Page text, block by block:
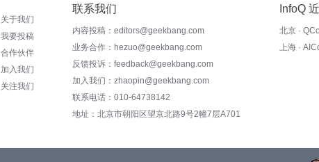
关于我们
我要投稿
合作伙伴
加入我们
关注我们
联系我们
内容投稿：editors@geekbang.com
业务合作：hezuo@geekbang.com
反馈投诉：feedback@geekbang.com
加入我们：zhaopin@geekbang.com
联系电话：010-64738142
地址：北京市朝阳区望京北路9号2幢7层A701
InfoQ
北京 ·
上海 ·